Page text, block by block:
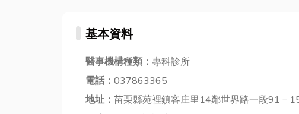
基本資料
醫事機構種類： 專科診所
電話： 037863365
地址： 苗栗縣苑裡鎮客庄里14鄰世界路一段91－